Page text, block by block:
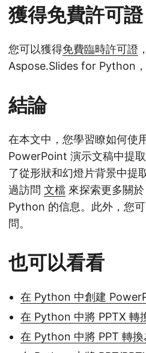
獲得免費許可證
您可以獲得免費臨時許可證
Aspose.Slides for Python，
結論
在本文中，您學習瞭如何使
PowerPoint 演示文稿中提
了從形狀和幻燈片背景中提
過訪問 文檔 來探索更多關
Python 的信息。此外，您
問。
也可以看看
在 Python 中創建
在 Python 中將 PPTX 轉
在 Python 中將 PPT 轉換